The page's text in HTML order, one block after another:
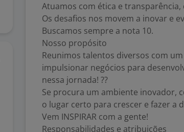
Atuamos com ética e
Os desafios nos movem a inovar e
Buscamos sempre a nota 10.
Nosso propósito
Reunimos talentos diversos com
impulsionar negócios para
nessa jornada! ??
Se procura um ambiente inovador,
o lugar certo para crescer e fazer a
Vem INSPIRAR com a gente!
Responsabilidades e atribuições